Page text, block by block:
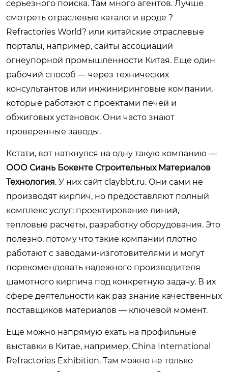
серьезного поиска. Там много агентов. Лучше
смотреть отраслевые каталоги вроде ?
Refractories World? или китайские отраслевые
порталы, например, сайты ассоциаций
огнеупорной промышленности Китая. Еще один
рабочий способ — через технических
консультантов или инжиниринговые компании,
которые работают с проектами печей и
обжиговых установок. Они часто знают
проверенные заводы.
Кстати, вот наткнулся на одну такую компанию —
ООО Сиань Бокенте Строительных Материалов
Технология. У них сайт claybbt.ru. Они сами не
производят кирпич, но предоставляют полный
комплекс услуг: проектирование линий,
тепловые расчеты, разработку оборудования. Это
полезно, потому что такие компании плотно
работают с заводами-изготовителями и могут
порекомендовать надежного производителя
шамотного кирпича под конкретную задачу. В их
сфере деятельности как раз знание качественных
поставщиков материалов — ключевой момент.
Еще можно напрямую ехать на профильные
выставки в Китае, например, China International
Refractories Exhibition. Там можно не только